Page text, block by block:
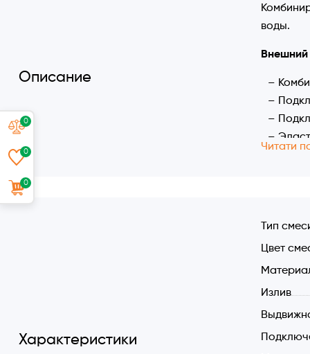
0
0
0
Описание
воды.
Внешний
Из
с
Читати
Характеристики
Тип
Цвет
Излив